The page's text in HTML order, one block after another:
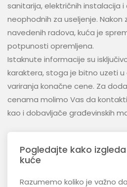
sanitarija, električnih instalacija
neophodnih za useljenje. Nakon
navedenih radova, kuća je
potpunosti opremljena.
Istaknute informacije su
karaktera, stoga je bitno uzeti
variranja konačne cene. Za
cenama molimo Vas da
kao i dobavljače građevinskih
Pogledajte kako
kuće
Razumemo koliko je važno